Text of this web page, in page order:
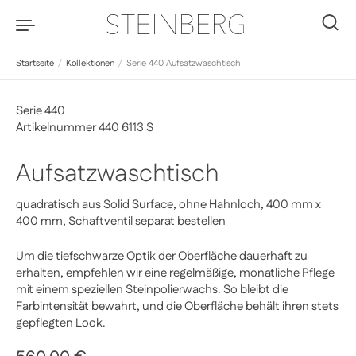
Startseite / Kollektionen / Serie 440 Aufsatzwaschtisch
Aufsatzwaschtisch
quadratisch aus Solid Surface, ohne Hahnloch, 400 mm x
400 mm, Schaftventil separat bestellen
Um die tiefschwarze Optik der Oberfläche dauerhaft zu
erhalten, empfehlen wir eine regelmäßige, monatliche Pflege
mit einem speziellen Steinpolierwachs. So bleibt die
Farbintensität bewahrt, und die Oberfläche behält ihren stets
gepflegten Look.
Serie 440
Artikelnummer 440 6113 S